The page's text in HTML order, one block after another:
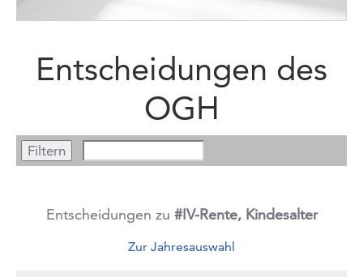
Entscheidungen des
OGH
Entscheidungen zu #IV-Rente, Kindesalter
Zur Jahresauswahl